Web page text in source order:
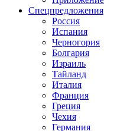
Спецпредложения
Россия
Испания
Черногория
Болгария
Израиль
Тайланд
Италия
Франция
Греция
Чехия
Германия